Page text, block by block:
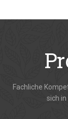
Fachliche
sich